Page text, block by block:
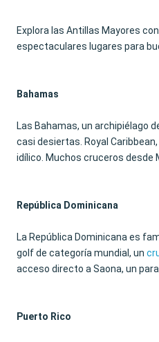
Explora las Antillas Mayores
espectaculares lugares para
Bahamas
Las Bahamas, un archipiélago
casi desiertas. Royal
idílico. Muchos cruceros desde
República Dominicana
La República Dominicana es
golf de categoría mundial, un
acceso directo a Saona, un
Puerto Rico